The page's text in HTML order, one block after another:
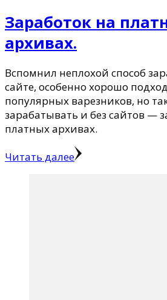
Заработок на
архивах.
Вспомнил неплохой способ
сайте, особенно хорошо
популярных варезников, но
зарабатывать и без сайтов —
платных архивах.
Читать далее